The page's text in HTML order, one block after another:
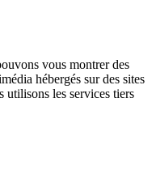
vous montrer des
hébergés sur des sites
utilisons les services tiers